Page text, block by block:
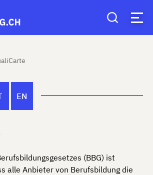
EN
(BBG) ist
alle Anbieter von Berufsbildung die